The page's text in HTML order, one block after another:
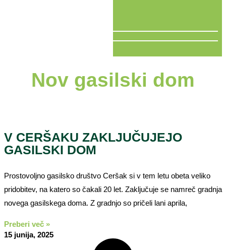
Nov gasilski dom
V CERŠAKU ZAKLJUČUJEJO
GASILSKI DOM
Prostovoljno gasilsko društvo Ceršak si v tem letu obeta veliko
pridobitev, na katero so čakali 20 let. Zaključuje se namreč gradnja
novega gasilskega doma. Z gradnjo so pričeli lani aprila,
Preberi več »
15 junija, 2025